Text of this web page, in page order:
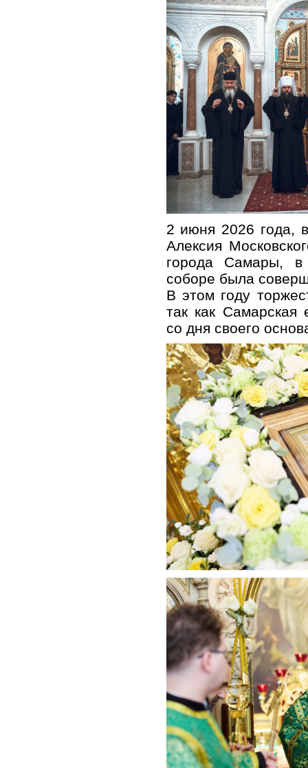
2 июня 2026 года,
Алексия
города Самары, в
соборе была
В этом году
так как Самарская
со дня своего